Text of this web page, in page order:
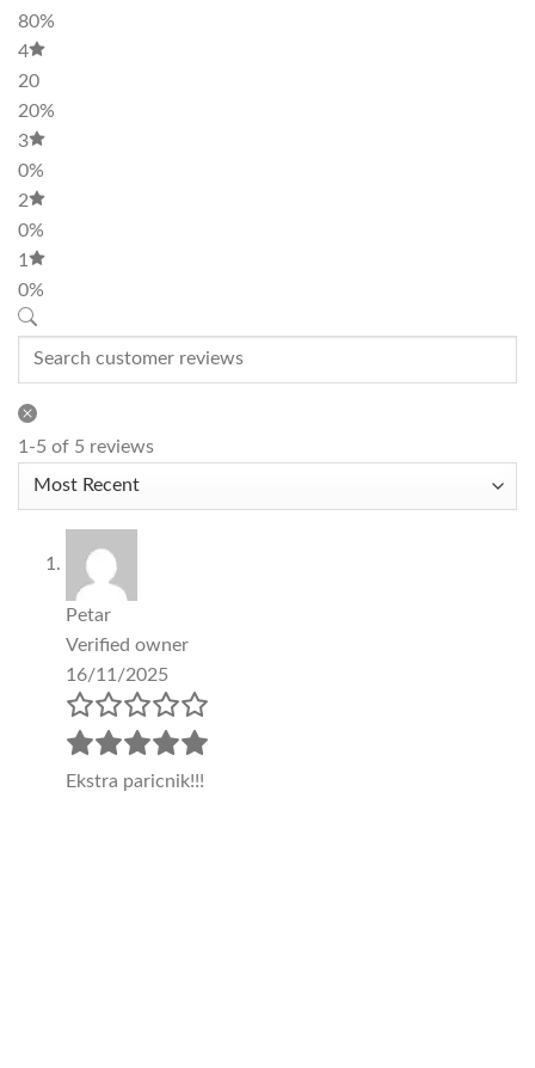
80%
4
20
20%
3
0%
2
0%
1
0%
1-5 of 5 reviews
Petar
Verified owner
16/11/2025
Ekstra paricnik!!!